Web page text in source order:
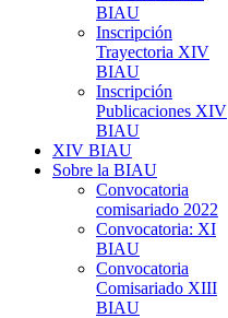
BIAU
Inscripción
Trayectoria XIV
BIAU
Inscripción
Publicaciones XIV
BIAU
XIV BIAU
Sobre la BIAU
Convocatoria
comisariado 2022
Convocatoria: XI
BIAU
Convocatoria
Comisariado XIII
BIAU